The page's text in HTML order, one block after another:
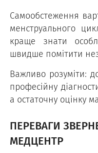
Самообстеження
менструального
краще знати
швидше помітити
Важливо розуміти:
професійну
а остаточну оцінку
ПЕРЕВАГИ
МЕДЦЕНТР